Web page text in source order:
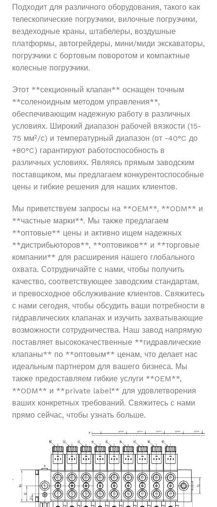
Подходит для различного оборудования, такого как
телескопические погрузчики, вилочные погрузчики,
вездеходные краны, штабелеры, воздушные
платформы, автогрейдеры, мини/миди экскаваторы,
погрузчики с бортовым поворотом и компактные
колесные погрузчики.
Этот **секционный клапан** оснащен точным
**соленоидным методом управления**,
обеспечивающим надежную работу в различных
условиях. Широкий диапазон рабочей вязкости (15-
75 мм²/с) и температурный диапазон (от -40°C до
+80°C) гарантируют работоспособность в
различных условиях. Являясь прямым заводским
поставщиком, мы предлагаем конкурентоспособные
цены и гибкие решения для наших клиентов.
Мы приветствуем запросы на **OEM**, **ODM** и
**частные марки**. Мы также предлагаем
**оптовые** цены и активно ищем надежных
**дистрибьюторов**, **оптовиков** и **торговые
компании** для расширения нашего глобального
охвата. Сотрудничайте с нами, чтобы получить
качество, соответствующее заводским стандартам,
и превосходное обслуживание клиентов. Свяжитесь
с нами сегодня, чтобы обсудить ваши потребности в
гидравлических клапанах и изучить захватывающие
возможности сотрудничества. Наш завод напрямую
поставляет высококачественные **гидравлические
клапаны** по **оптовым** ценам, что делает нас
идеальным партнером для вашего бизнеса. Мы
также предоставляем гибкие услуги **OEM**,
**ODM** и **private label** для удовлетворения
ваших конкретных требований. Свяжитесь с нами
прямо сейчас, чтобы узнать больше.